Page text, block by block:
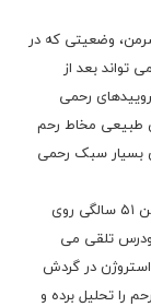
وضعیتی که در
بعد از
رحمی
طبیعی مخاط رحم
بسیار سبک رحمی
یائسگی به طور متوسط در سن ۵۱ سالگی روی
زودرس تلقی می
استروژن در گردش
را تحلیل برده و